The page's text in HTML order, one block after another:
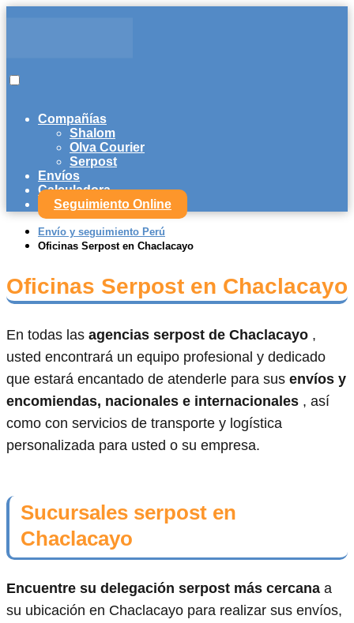
Compañías
Shalom
Olva Courier
Serpost
Envíos
Calculadora
Seguimiento Online
Envío y seguimiento Perú
Oficinas Serpost en Chaclacayo
Oficinas Serpost en Chaclacayo
En todas las agencias serpost de Chaclacayo ,
usted encontrará un equipo profesional y dedicado
que estará encantado de atenderle para sus envíos y
encomiendas, nacionales e internacionales , así
como con servicios de transporte y logística
personalizada para usted o su empresa.
Sucursales serpost en
Chaclacayo
Encuentre su delegación serpost más cercana a
su ubicación en Chaclacayo para realizar sus envíos,